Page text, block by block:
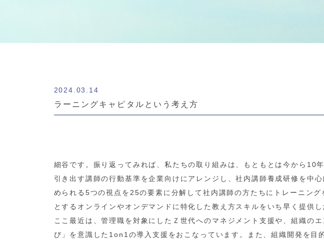
2024.03.14
ラーニングキャピタルという考え方
細谷です。振り返ってみれば、私たちの取り組みは、もともとは今から10
引き出す講師の行動基準を企業向けにアレンジし、社内講師養成研修を中
められる5つの視点を25の要素に分解して社内講師の方たちにトレーニン
とするオンラインやオンデマンドに特化した教え方スキルをいち早く提供し
ここ最近は、管理職を対象にしたＺ世代へのマネジメント支援や、組織の
び」を意識した1on1の導入支援をおこなっています。また、組織開発を目